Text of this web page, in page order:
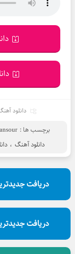
دانلود
برچسب ها :
دانلود آهنگ ،
دریافت
دریافت